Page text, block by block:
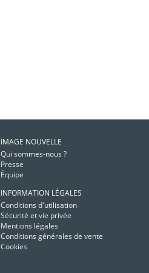
IMAGE NOUVELLE
Qui sommes-nous ?
Presse
Équipe
INFORMATION LÉGALES
Conditions d'utilisation
Sécurité et vie privée
Mentions légales
Conditions générales de vente
Cookies